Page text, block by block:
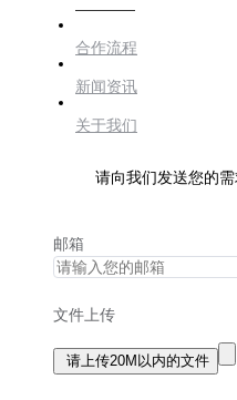
合作流程
新闻资讯
关于我们
请向我们发送您的
邮箱
文件上传
请上传20M以内的文件